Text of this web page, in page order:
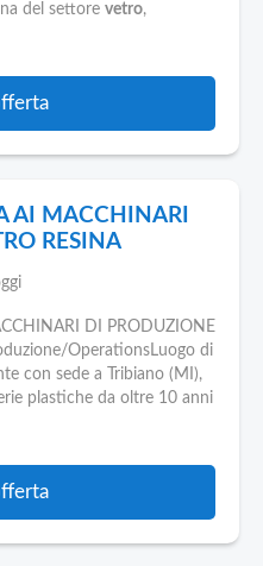
del settore vetro,
AI MACCHINARI
RESINA
DI PRODUZIONE
OperationsLuogo di
con sede a Tribiano (MI),
plastiche da oltre 10 anni